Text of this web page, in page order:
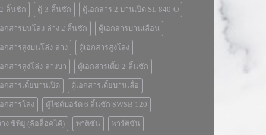
ลิ้นชัก ตู้-3-ลิ้นชัก ตู้เอกสาร 2 บานเปิด SL 840-O
กสารบนโล่ง-ล่าง 2 ลิ้นชัก ตู้เอกสารบานเลื่อน
กสารสูงบนโล่ง-ล่าง ตู้เอกสารสูงโล่ง
กสารสูงโล่ง-ล่างบา ตู้เอกสารเตี้ย-2-ลิ้นชัก
กสารเตี้ยบานเปิด ตู้เอกสารเตี้ยบานเลื่อ
กสารโล่ง ตู้ไซต์บอร์ด 6 ลิ้นชัก SWSB 120
ง ซีพียู (ล้อล็อคได้) พาติชั่น พาร์ติชั่น